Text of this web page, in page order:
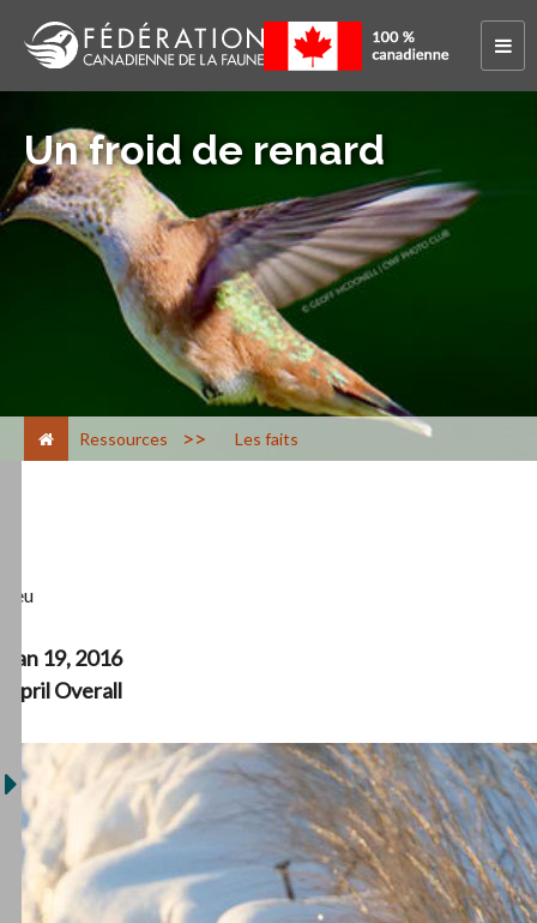
Un froid de renard
Ressources > Les faits
Jeu
Jan 19, 2016
April Overall